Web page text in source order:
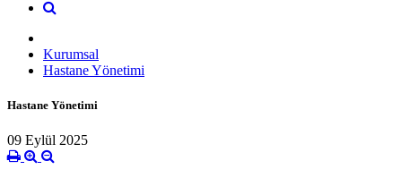
Kurumsal
Hastane Yönetimi
Hastane Yönetimi
09 Eylül 2025